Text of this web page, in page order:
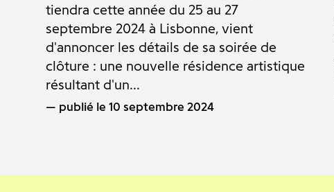
tiendra cette année du 25 au 27
septembre 2024 à Lisbonne, vient
d'annoncer les détails de sa soirée de
clôture : une nouvelle résidence artistique
résultant d'un...
publié le 10 septembre 2024